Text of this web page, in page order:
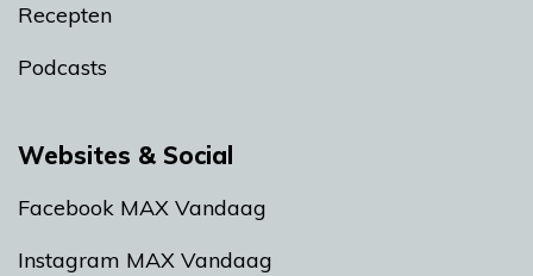
Recepten
Podcasts
Websites & Social
Facebook MAX Vandaag
Instagram MAX Vandaag